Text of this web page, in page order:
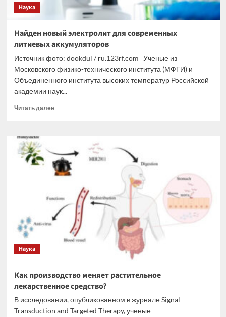
Наука
Найден новый электролит для современных
литиевых аккумуляторов
Источник фото: dookdui / ru.123rf.com Ученые из
Московского физико-технического института (МФТИ) и
Объединенного института высоких температур Российской
академии наук...
Читать далееПрочитать
электролит
для
современных
аккумуляторов
Наука
Как производство меняет растительное
лекарственное средство?
В исследовании, опубликованном в журнале Signal
Transduction and Targeted Therapy, ученые